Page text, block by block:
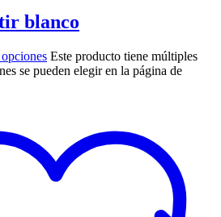
blanco
Este producto tiene múltiples
se pueden elegir en la página de